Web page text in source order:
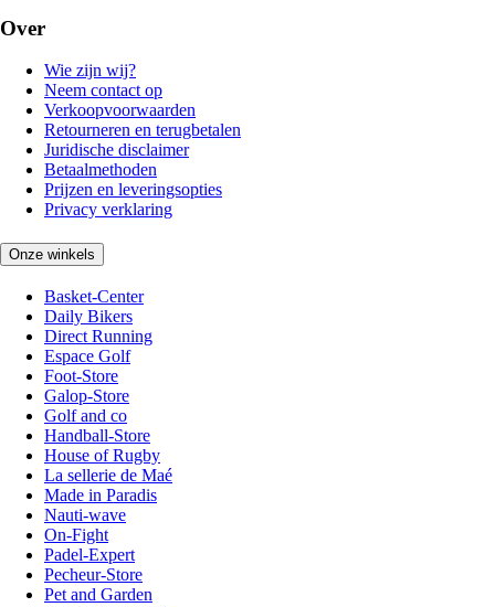
Over
Wie zijn wij?
Neem contact op
Verkoopvoorwaarden
Retourneren en terugbetalen
Juridische disclaimer
Betaalmethoden
Prijzen en leveringsopties
Privacy verklaring
Onze winkels
Basket-Center
Daily Bikers
Direct Running
Espace Golf
Foot-Store
Galop-Store
Golf and co
Handball-Store
House of Rugby
La sellerie de Maé
Made in Paradis
Nauti-wave
On-Fight
Padel-Expert
Pecheur-Store
Pet and Garden